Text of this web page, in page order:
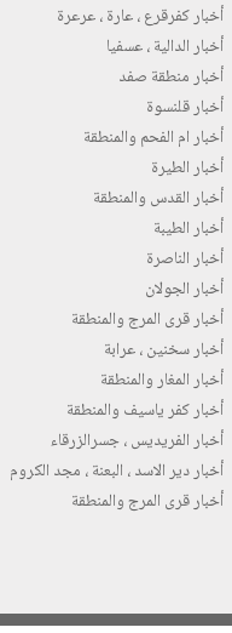
أخبار كفرقرع ، عارة ، عرعرة
أخبار الدالية ، عسفيا
أخبار منطقة صفد
أخبار قلنسوة
أخبار ام الفحم والمنطقة
أخبار الطيرة
أخبار القدس والمنطقة
أخبار الطيبة
أخبار الناصرة
أخبار الجولان
أخبار قرى المرج والمنطقة
أخبار سخنين ، عرابة
أخبار المغار والمنطقة
أخبار كفر ياسيف والمنطقة
أخبار الفريديس ، جسرالزرقاء
أخبار دير الاسد ، البعنة ، مجد الكروم
أخبار قرى المرج والمنطقة